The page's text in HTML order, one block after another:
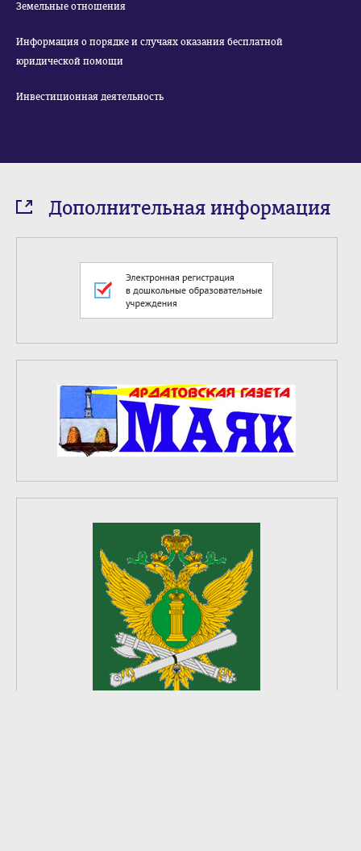
Земельные отношения
Информация о порядке и случаях оказания бесплатной
юридической помощи
Инвестиционная деятельность
Дополнительная информация